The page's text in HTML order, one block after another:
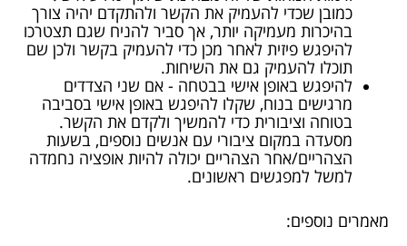
כמובן שכדי להעמיק את הקשר ולהתקדם יהיה צורך
בהיכרות מעמיקה יותר, אך סביר להניח שגם תצטרכו
להיפגש פיזית לאחר מכן כדי להעמיק בקשר ולכן שם
תוכלו להעמיק גם את השיחות.
להיפגש באופן אישי בבטחה - אם שני הצדדים
מרגישים בנוח, שקלו להיפגש באופן אישי בסביבה
בטוחה וציבורית כדי להמשיך ולקדם את הקשר.
מסעדה במקום ציבורי עם אנשים נוספים, בשעות
הצהריים/אחר הצהריים יכולה להיות אופציה נחמדה
למשל למפגשים ראשונים.
מאמרים נוספים: